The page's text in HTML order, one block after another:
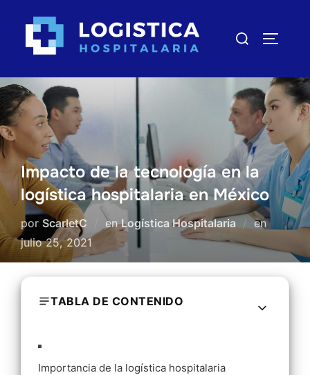
contenido
Buscar:
Impacto de la tecnología en la
logística hospitalaria en México
por ScarletC enLogística Hospitalaria en
julio 25, 2021
TABLA DE CONTENIDO
Importancia de la logística hospitalaria